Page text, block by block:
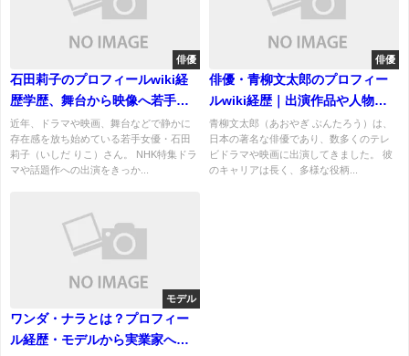
俳優
石田莉子のプロフィールwiki経
歴学歴、舞台から映像へ若手女
優の魅力を徹底解説
近年、ドラマや映画、舞台などで静かに
存在感を放ち始めている若手女優・石田
莉子（いしだ りこ）さん。 NHK特集ドラ
マや話題作への出演をきっか...
俳優
俳優・青柳文太郎のプロフィー
ルwiki経歴｜出演作品や人物像
など！
青柳文太郎（あおやぎ ぶんたろう）は、
日本の著名な俳優であり、数多くのテレ
ビドラマや映画に出演してきました。 彼
のキャリアは長く、多様な役柄...
モデル
ワンダ・ナラとは？プロフィー
ル経歴・モデルから実業家へ｜